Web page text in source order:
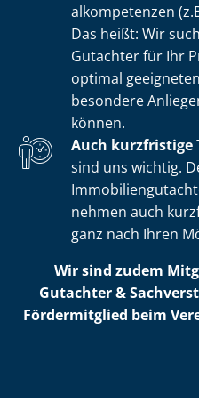
al­kom­pe­ten­zen
Das heißt: Wir
Gutachter für Ihr
optimal
besondere
können.
Auch kurzfristige
sind uns wichtig.
nehmen auch
ganz nach Ihren
Wir sind zudem
Gutachter &
Fördermitglied beim